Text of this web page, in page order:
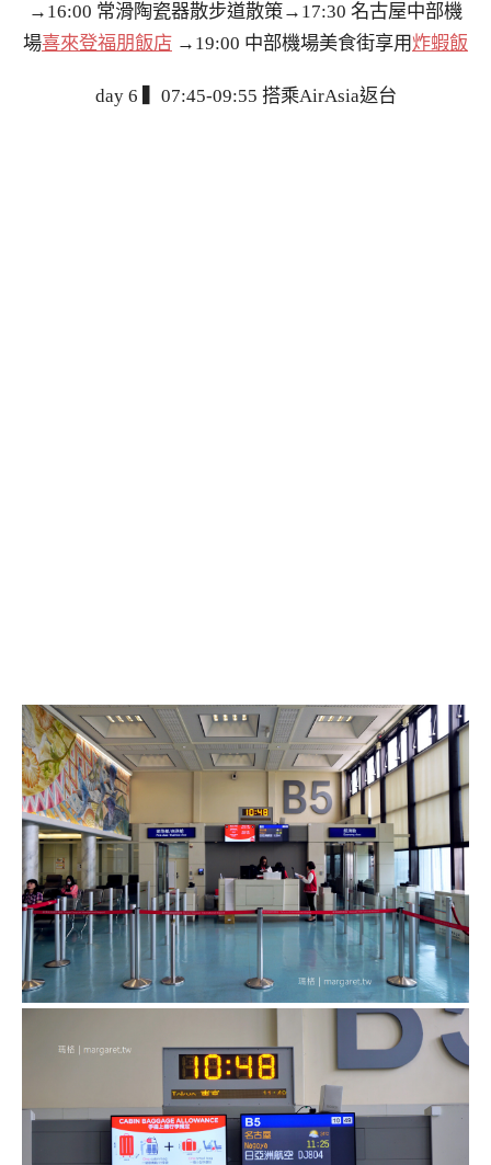
→16:00 常滑陶瓷器散步道散策→17:30 名古屋中部機
場喜來登福朋飯店 →19:00 中部機場美食街享用炸蝦飯
day 6 ▍07:45-09:55 搭乘AirAsia返台